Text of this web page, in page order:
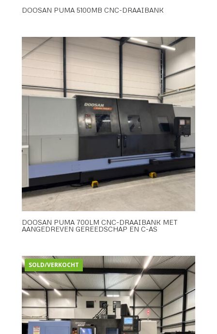
DOOSAN PUMA 5100MB CNC-DRAAIBANK
DOOSAN PUMA 700LM CNC-DRAAIBANK MET
AANGEDREVEN GEREEDSCHAP EN C-AS
SOLD/VERKOCHT